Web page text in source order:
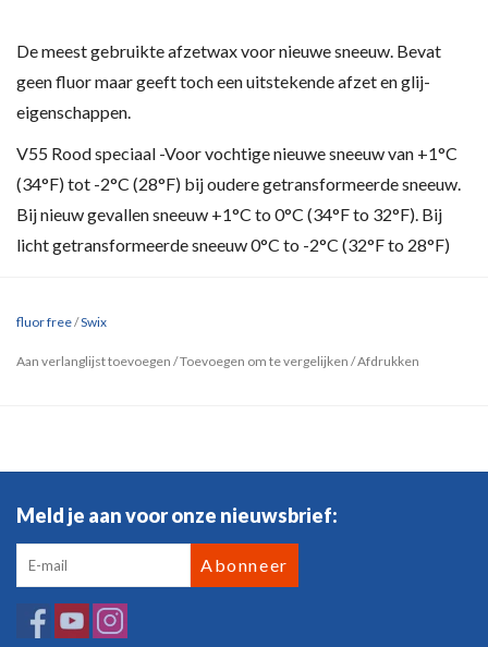
De meest gebruikte afzetwax voor nieuwe sneeuw. Bevat
geen fluor maar geeft toch een uitstekende afzet en glij-
eigenschappen.
V55 Rood speciaal -Voor vochtige nieuwe sneeuw van +1°C
(34°F) tot -2°C (28°F) bij oudere getransformeerde sneeuw.
Bij nieuw gevallen sneeuw +1°C to 0°C (34°F to 32°F). Bij
licht getransformeerde sneeuw 0°C to -2°C (32°F to 28°F)
fluor free/Swix
Aan verlanglijst toevoegen /Toevoegen om te vergelijken /Afdrukken
Meld je aan voor onze nieuwsbrief:
Abonneer